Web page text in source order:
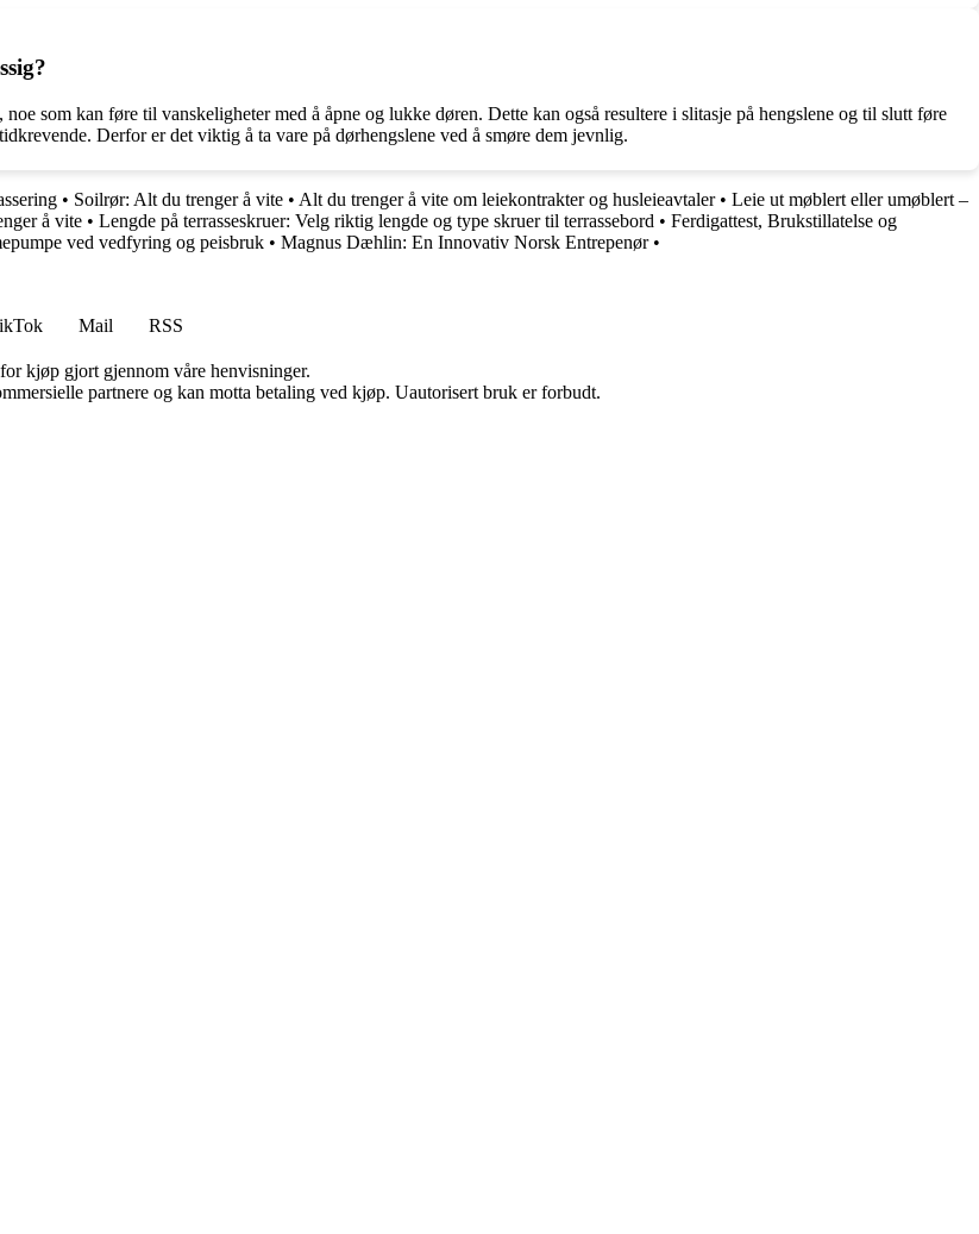
som kan føre til vanskeligheter med å åpne og lukke døren. Dette kan også resultere i slitasje på hengslene og til slutt føre
Derfor er det viktig å ta vare på dørhengslene ved å smøre dem jevnlig.
• Soilrør: Alt du trenger å vite • Alt du trenger å vite om leiekontrakter og husleieavtaler• Leie ut møblert eller umøblert –
å vite • Lengde på terrasseskruer: Velg riktig lengde og type skruer til terrassebord • Ferdigattest, Brukstillatelse og
ved vedfyring og peisbruk • Magnus Dæhlin: En Innovativ Norsk Entrepenør•
Mail
RSS
kjøp gjort gjennom våre henvisninger.
partnere og kan motta betaling ved kjøp. Uautorisert bruk er forbudt.